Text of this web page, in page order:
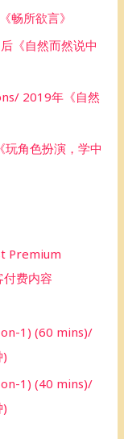
畅所欲言》
《自然而然说中
2019年《自然
角色扮演，学中
Premium
费内容
1) (60 mins)/
1) (40 mins)/